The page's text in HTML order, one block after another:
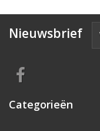
Nieuwsbrief
Categorieën